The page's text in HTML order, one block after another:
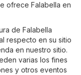
ofrece Falabella en
de Falabella
respecto en su sitio
en nuestro sitio.
varias los fines
y otros eventos